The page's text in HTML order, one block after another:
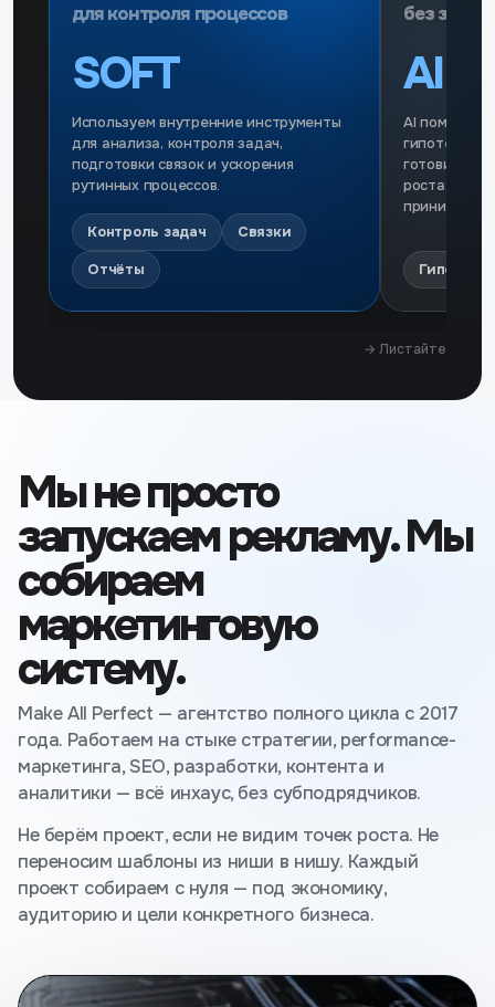
для контроля процессов
SOFT
Используем внутренние инструменты
для анализа, контроля задач,
подготовки связок и ускорения
рутинных процессов.
Контроль задач
Связки
Отчёты
без
AI
AI помогает
гипотезы,
готовить
роста.
принимает
Гипотезы
→ Листайте
Мы не просто
запускаем рекламу. Мы
собираем
маркетинговую
систему.
Make All Perfect — агентство полного цикла с 2017
года. Работаем на стыке стратегии, performance-
маркетинга, SEO, разработки, контента и
аналитики — всё инхаус, без субподрядчиков.
Не берём проект, если не видим точек роста. Не
переносим шаблоны из ниши в нишу. Каждый
проект собираем с нуля — под экономику,
аудиторию и цели конкретного бизнеса.